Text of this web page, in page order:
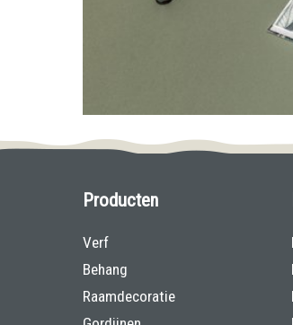
Producten
Verf
Behang
Raamdecoratie